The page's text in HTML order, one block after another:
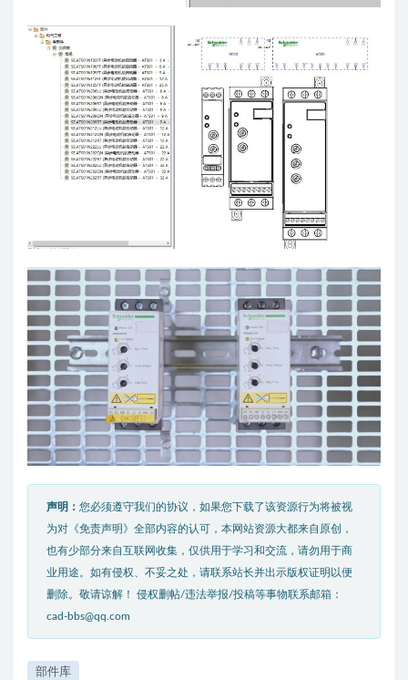
声明： 您必须遵守我们的协议，如果您下载了该资源行为将被视
为对《免责声明》全部内容的认可，本网站资源大都来自原创，
也有少部分来自互联网收集，仅供用于学习和交流，请勿用于商
业用途。如有侵权、不妥之处，请联系站长并出示版权证明以便
删除。敬请谅解！ 侵权删帖/违法举报/投稿等事物联系邮箱：
cad-bbs@qq.com
部件库